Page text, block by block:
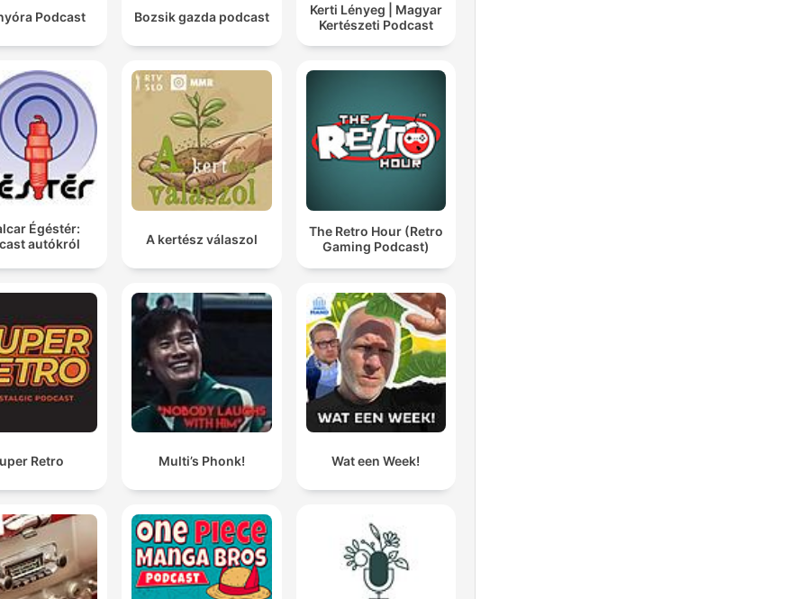
Podcast Bozsik gazda podcast
Kerti Lényeg | Magyar
Kertészeti Podcast
Égéstér:
autókról
A kertész válaszol
The Retro Hour (Retro
Gaming Podcast)
Retro Multi’s Phonk! Wat een Week!